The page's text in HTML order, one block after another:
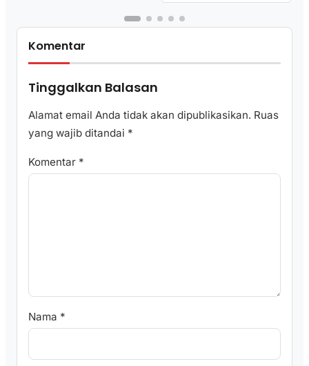
Komentar
Tinggalkan Balasan
Alamat email Anda tidak akan dipublikasikan. Ruas
yang wajib ditandai *
Komentar *
Nama *